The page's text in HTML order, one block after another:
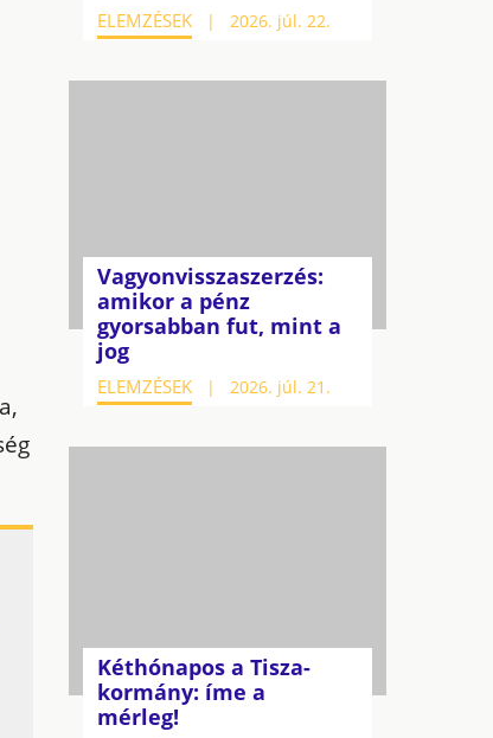
ELEMZÉSEK 2026. júl. 22.
Vagyonvisszaszerzés:
amikor a pénz
gyorsabban fut, mint a
jog
ELEMZÉSEK 2026. júl. 21.
Kéthónapos a Tisza-
kormány: íme a
mérleg!